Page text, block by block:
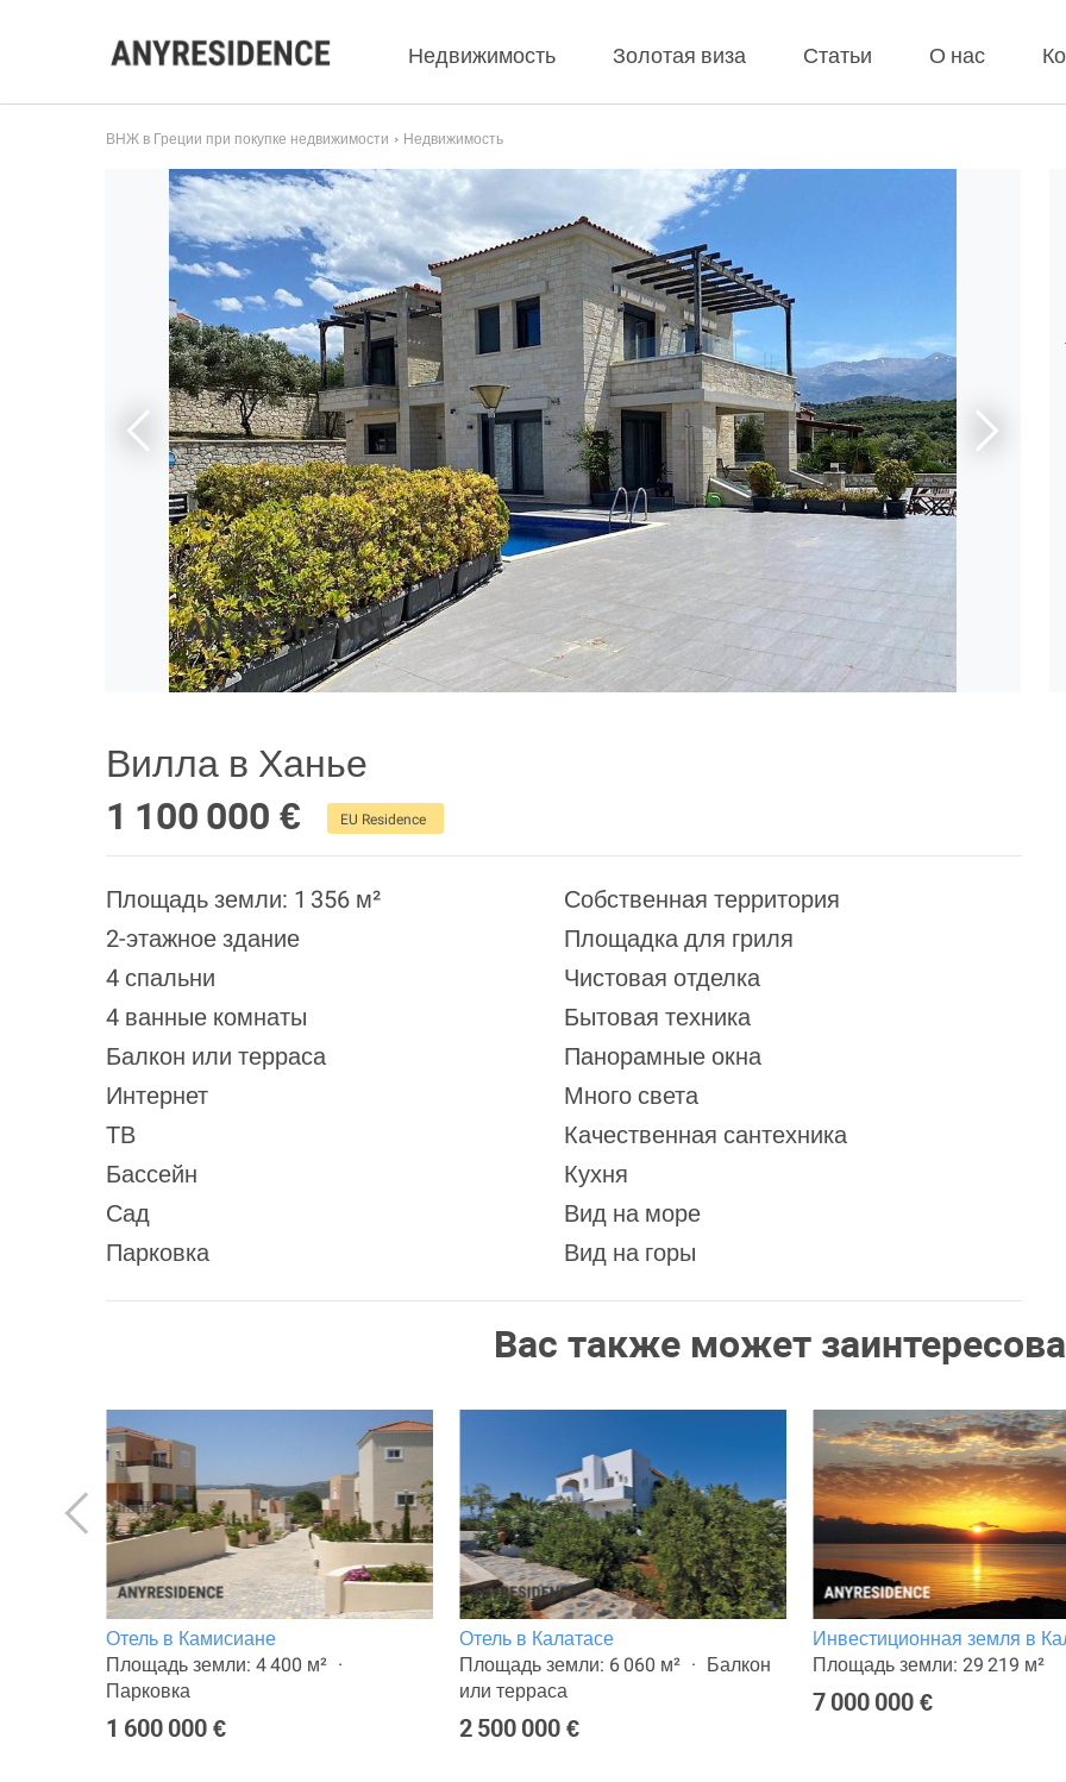
Недвижимость Золотая виза Статьи О нас
ВНЖ в Греции при покупке недвижимости Недвижимость
Вилла в Ханье
1 100 000 €
EU Residence
Площадь земли: 1 356 м²
2-этажное здание
4 спальни
4 ванные комнаты
Балкон или терраса
Интернет
ТВ
Бассейн
Сад
Парковка
Собственная территория
Площадка для гриля
Чистовая отделка
Бытовая техника
Панорамные окна
Много света
Качественная сантехника
Кухня
Вид на море
Вид на горы
Вас также может
Отель в Камисиане
Площадь земли: 4 400 м²
Парковка
1 600 000 €
Отель в Калатасе
Площадь земли: 6 060 м²
Балкон
или терраса
2 500 000 €
Инвестиционная земля в
Площадь земли: 29 219 м²
7 000 000 €